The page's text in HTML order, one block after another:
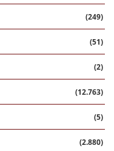
(249)
(51)
(2)
(12.763)
(5)
(2.880)